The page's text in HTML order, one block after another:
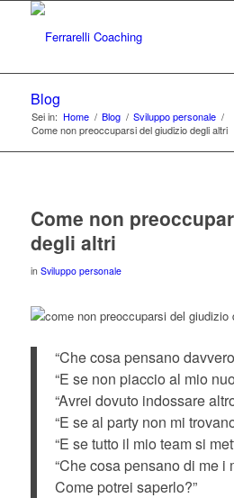
Blog
Sei in: Home / Blog / Sviluppo personale /
Come non preoccuparsi del giudizio degli altri
Come non
degli altri
in Sviluppo personale
“Che cosa pensano
“E se non piaccio al mio
“Avrei dovuto indossare
“E se al party non mi
“E se tutto il mio team si
“Che cosa pensano di me i
Come potrei saperlo?”